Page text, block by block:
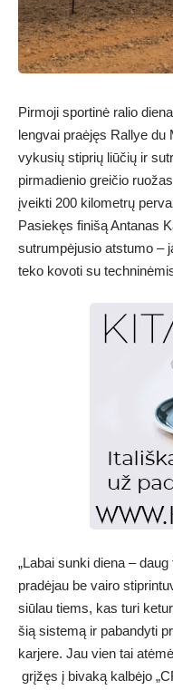
Pirmoji sportinė ralio
lengvai praėjęs Rallye
vykusių stiprių liūčių ir
pirmadienio greičio
įveikti 200 kilometrų
Pasiekęs finišą Antanas
sutrumpėjusio atstumo –
teko kovoti su
„Labai sunki diena –
pradėjau be vairo
siūlau tiems, kas turi
šią sistemą ir pabandyti
karjere. Jau vien tai
grįžęs į bivaką kalbėjo